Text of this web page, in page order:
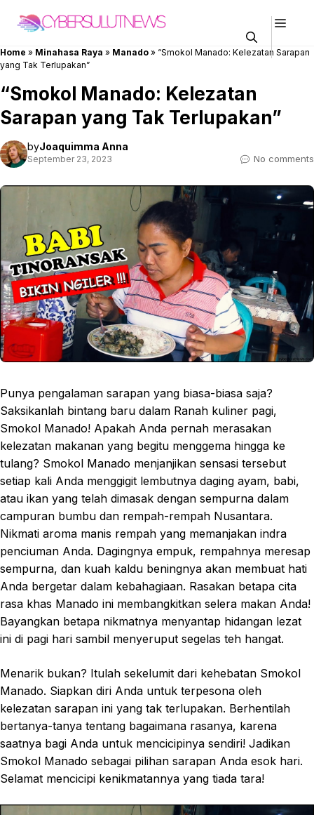
Home » Minahasa Raya » Manado » “Smokol Manado: Kelezatan Sarapan
yang Tak Terlupakan”
“Smokol Manado: Kelezatan
Sarapan yang Tak Terlupakan”
byJoaquimma Anna
September 23, 2023 No comments
Punya pengalaman sarapan yang biasa-biasa saja?
Saksikanlah bintang baru dalam Ranah kuliner pagi,
Smokol Manado! Apakah Anda pernah merasakan
kelezatan makanan yang begitu menggema hingga ke
tulang? Smokol Manado menjanjikan sensasi tersebut
setiap kali Anda menggigit lembutnya daging ayam, babi,
atau ikan yang telah dimasak dengan sempurna dalam
campuran bumbu dan rempah-rempah Nusantara.
Nikmati aroma manis rempah yang memanjakan indra
penciuman Anda. Dagingnya empuk, rempahnya meresap
sempurna, dan kuah kaldu beningnya akan membuat hati
Anda bergetar dalam kebahagiaan. Rasakan betapa cita
rasa khas Manado ini membangkitkan selera makan Anda!
Bayangkan betapa nikmatnya menyantap hidangan lezat
ini di pagi hari sambil menyeruput segelas teh hangat.
Menarik bukan? Itulah sekelumit dari kehebatan Smokol
Manado. Siapkan diri Anda untuk terpesona oleh
kelezatan sarapan ini yang tak terlupakan. Berhentilah
bertanya-tanya tentang bagaimana rasanya, karena
saatnya bagi Anda untuk mencicipinya sendiri! Jadikan
Smokol Manado sebagai pilihan sarapan Anda esok hari.
Selamat mencicipi kenikmatannya yang tiada tara!